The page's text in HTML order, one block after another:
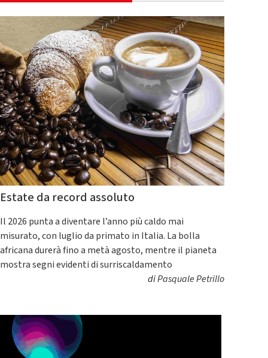
Estate da record assoluto
Il 2026 punta a diventare l’anno più caldo mai
misurato, con luglio da primato in Italia. La bolla
africana durerà fino a metà agosto, mentre il pianeta
mostra segni evidenti di surriscaldamento
diPasquale Petrillo